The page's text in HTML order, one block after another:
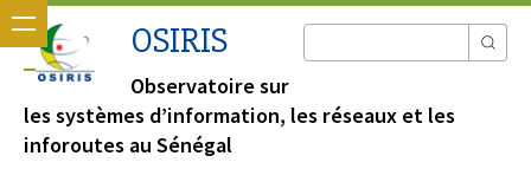
OSIRIS
Observatoire sur
les systèmes d’information, les réseaux et les
inforoutes au Sénégal